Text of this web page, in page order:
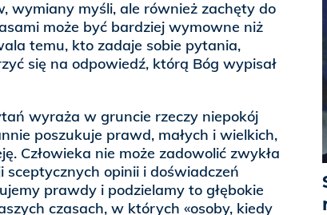
wymiany myśli, ale również zachęty do
może być bardziej wymowne niż
temu, kto zadaje sobie pytania,
się na odpowiedź, którą Bóg wypisał
wyraża w gruncie rzeczy niepokój
poszukuje prawd, małych i wielkich,
Człowieka nie może zadowolić zwykła
opinii i doświadczeń
prawdy i podzielamy to głębokie
czasach, w których «osoby, kiedy